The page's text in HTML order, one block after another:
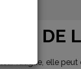
DE
fatigue, elle